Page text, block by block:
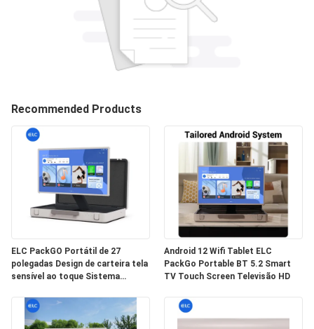
EXCURSÃO
CONTROLE
DA
QUALIDADE
CONTACTE-
NOS
PEÇA
UMAS
CITAÇÕES
Recommended Products
ELC PackGO Portátil de 27
polegadas Design de carteira tela
sensível ao toque Sistema
acampamento
Android 12 Wifi Tablet ELC
PackGo Portable BT 5.2 Smart
TV Touch Screen Televisão HD